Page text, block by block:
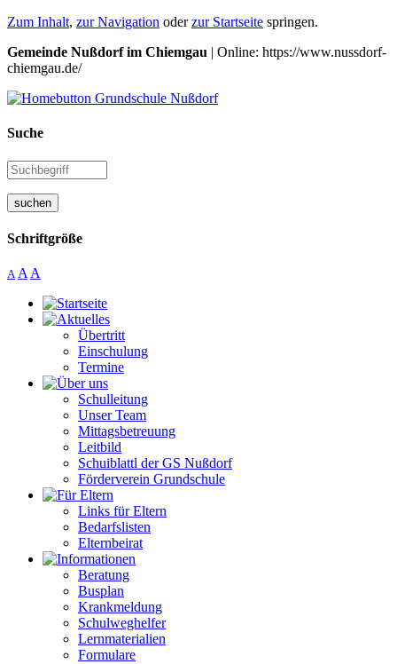
Zum Inhalt, zur Navigation oderzur Startseite springen.
Gemeinde Nußdorf im Chiemgau | Online: https://www.nussdorf-
chiemgau.de/
Suche
suchen
Schriftgröße
A A A
Übertritt
Einschulung
Termine
Schulleitung
Unser Team
Mittagsbetreuung
Leitbild
Schuiblattl der GS Nußdorf
Förderverein Grundschule
Links für Eltern
Bedarfslisten
Elternbeirat
Beratung
Busplan
Krankmeldung
Schulweghelfer
Lernmaterialien
Formulare